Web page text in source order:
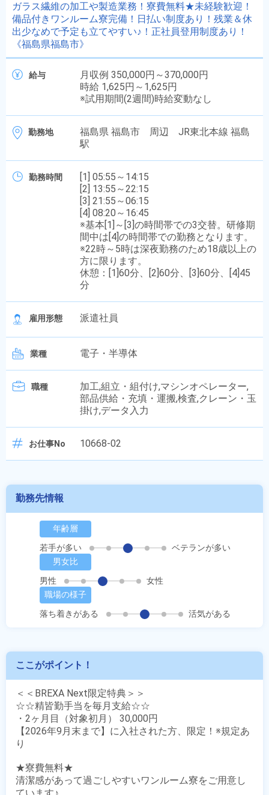
ガラス繊維の加工や製造業務！寮費無料★未経験歓迎！
備品付きワンルーム寮完備！日払い制度あり！残業＆休
出少なめで予定も立てやすい♪！正社員登用制度あり！
《福島県福島市》
給与
月収例 350,000円～370,000円
時給 1,625円～1,625円
※試用期間(2週間)時給変動なし
勤務地
福島県 福島市 周辺 JR東北本線 福島
駅
勤務時間
[1] 05:55～14:15
[2] 13:55～22:15
[3] 21:55～06:15
[4] 08:20～16:45
※基本[1]～[3]の時間帯での3交替。研修期
間中は[4]の時間帯での勤務となります。
※22時～5時は深夜勤務のため18歳以上の
方に限ります。
休憩：[1]60分、[2]60分、[3]60分、[4]45
分
雇用形態 派遣社員
業種 電子・半導体
職種
加工,組立・組付け,マシンオペレーター,
部品供給・充填・運搬,検査,クレーン・玉
掛け,データ入力
お仕事No 10668-02
勤務先情報
年齢層
若手が多い
ベテランが多い
男女比
男性
女性
職場の様子
落ち着きがある
活気がある
ここがポイント！
＜＜BREXA Next限定特典＞＞
☆☆精皆勤手当を毎月支給☆☆
・2ヶ月目（対象初月） 30,000円
【2026年9月末まで】に入社された方、限定！※規定あ
り
★寮費無料★
清潔感があって過ごしやすいワンルーム寮をご用意し